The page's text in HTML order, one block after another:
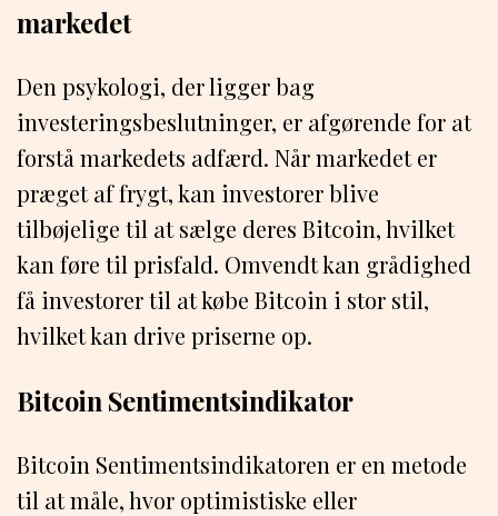
markedet
Den psykologi, der ligger bag
investeringsbeslutninger, er afgørende for at
forstå markedets adfærd. Når markedet er
præget af frygt, kan investorer blive
tilbøjelige til at sælge deres Bitcoin, hvilket
kan føre til prisfald. Omvendt kan grådighed
få investorer til at købe Bitcoin i stor stil,
hvilket kan drive priserne op.
Bitcoin Sentimentsindikator
Bitcoin Sentimentsindikatoren er en metode
til at måle, hvor optimistiske eller